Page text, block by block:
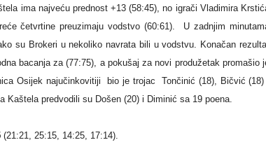
ima najveću prednost +13 (58:45), no igrači Vladimira
četvrtine preuzimaju vodstvo (60:61). U zadnjim
su Brokeri u nekoliko navrata bili u vodstvu. Konačan
bacanja za (77:75), a pokušaj za novi produžetak promašio
Osijek najučinkovitiji bio je trojac Tončinić (18), Bičvić (18)
Kaštela predvodili su Došen (20) i Diminić sa 19 poena.
(21:21, 25:15, 14:25, 17:14).